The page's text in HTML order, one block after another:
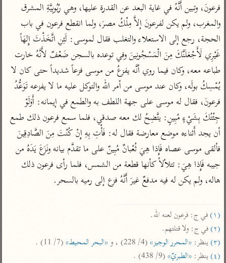
للقاسمي
تفسير الثعالبي
تفسير السمرقندي
تفسير الثعلبي
حيان
البسيط للواحدي
تفسير أبي السعود
الكشاف للزمخشري
موسوعة التفسير
المأثور
الدر المنثور
تفسير ابن أبي حاتم
تفسير مقاتل
تفسير قتادة
اشترك لتصلك أخبار مشاريعنا
راسلنا
الحجة، رجع إلى الاستعلاء والتغلب فقال لموسى: لَئِنِ اتَّخَذْتَ إِلهَاً
فرعونَ، فقال له موسى على جهة اللطف به والطمع في إيمانه: أَوَلَوْ
هاله، ولم يكن له فيه مدفعٌ غيرَ أَنَّهُ فزع إلى رميه بالسحر.
(١)
في ج: فرعون لعنه الله.
(٢)
في ج: ولا قتلتهم.
(٣)
ينظر: «المحرر الوجيز» (4/ 228) ، و «البحر المحيط» (7/ 11) .
(٤)
ينظر: «الطبريّ» (9/ 438) .